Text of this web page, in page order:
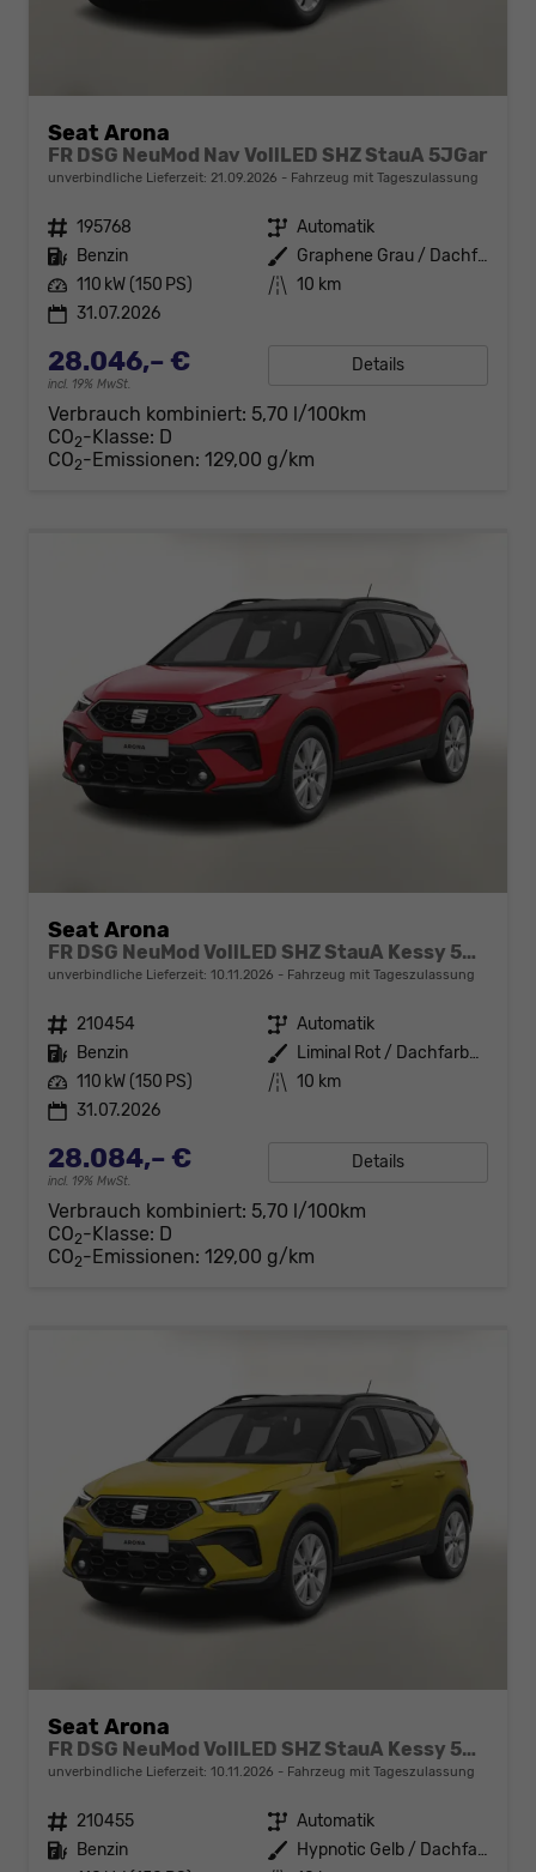
Seat Arona
FR DSG NeuMod Nav VollLED SHZ StauA 5JGar
unverbindliche Lieferzeit: 21.09.2026 Fahrzeug mit Tageszulassung
Fahrzeugnr. 195768 Getriebe Automatik
Kraftstoff Benzin Außenfarbe
Graphene Grau / Dachfarbe schwar
Leistung 110 kW (150 PS) Kilometerstand 10 km
31.07.2026
28.046,– €
incl. 19% MwSt.
Details
Verbrauch kombiniert: 5,70 l/100km
CO2-Klasse: D
CO2-Emissionen: 129,00 g/km
Seat Arona
FR DSG NeuMod VollLED SHZ StauA Kessy 5JGa
unverbindliche Lieferzeit: 10.11.2026 Fahrzeug mit Tageszulassung
Fahrzeugnr. 210454 Getriebe Automatik
Kraftstoff Benzin Außenfarbe
Liminal Rot / Dachfarbe schwarz
Leistung 110 kW (150 PS) Kilometerstand 10 km
31.07.2026
28.084,– €
incl. 19% MwSt.
Details
Verbrauch kombiniert: 5,70 l/100km
CO2-Klasse: D
CO2-Emissionen: 129,00 g/km
Seat Arona
FR DSG NeuMod VollLED SHZ StauA Kessy 5JGa
unverbindliche Lieferzeit: 10.11.2026 Fahrzeug mit Tageszulassung
Fahrzeugnr. 210455 Getriebe Automatik
Kraftstoff Benzin Außenfarbe
Hypnotic Gelb / Dachfarbe schwar